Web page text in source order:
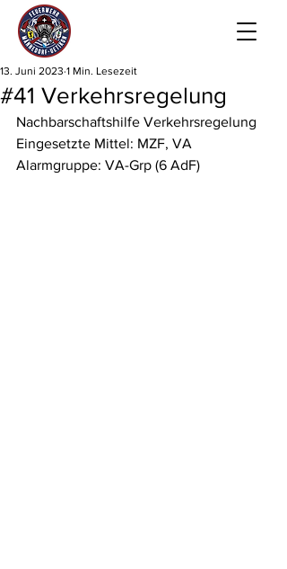
#41 Verkehrsregelung
13. Juni 2023 1 Min. Lesezeit
Nachbarschaftshilfe Verkehrsregelung
Eingesetzte Mittel: MZF, VA
Alarmgruppe: VA-Grp (6 AdF)